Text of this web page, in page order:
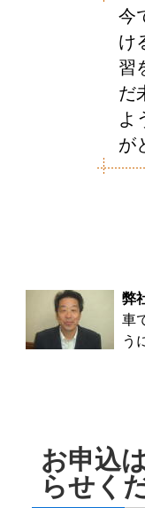
今
け
習
だ
よ
が
弊
車
う
お申込
らせく